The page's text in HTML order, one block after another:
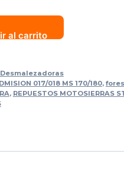
al carrito
017/018 MS 170/180,
, REPUESTOS MOTOSIERRAS